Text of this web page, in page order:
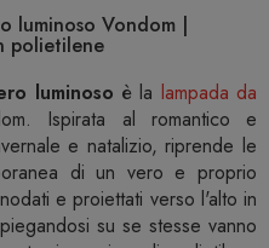
luminoso Vondom |
polietilene
luminoso è la lampada da
Ispirata al romantico e
e natalizio, riprende le
di un vero e proprio
e proiettati verso l'alto in
su se stesse vanno